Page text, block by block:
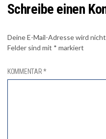
Schreibe einen
Deine E-Mail-Adresse wird
Felder sind mit * markiert
KOMMENTAR*